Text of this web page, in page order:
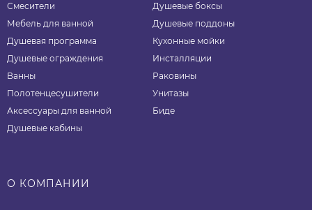
Смесители
Мебель для ванной
Душевая программа
Душевые ограждения
Ванны
Полотенцесушители
Аксессуары для ванной
Душевые кабины
Душевые боксы
Душевые поддоны
Кухонные мойки
Инсталляции
Раковины
Унитазы
Биде
О КОМПАНИИ